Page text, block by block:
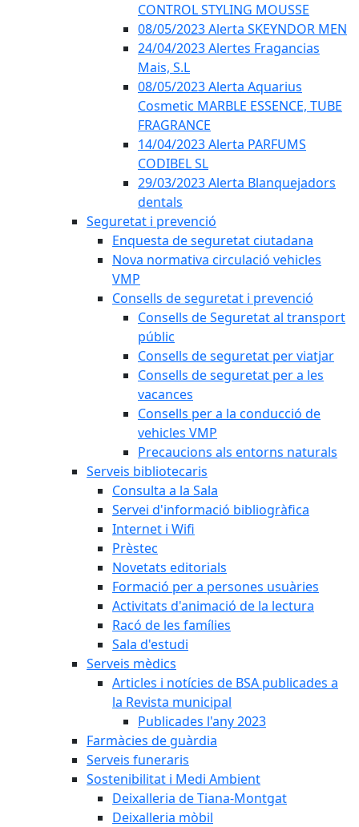
CONTROL STYLING MOUSSE
08/05/2023 Alerta SKEYNDOR MEN
24/04/2023 Alertes Fragancias
Mais, S.L
08/05/2023 Alerta Aquarius
Cosmetic MARBLE ESSENCE, TUBE
FRAGRANCE
14/04/2023 Alerta PARFUMS
CODIBEL SL
29/03/2023 Alerta Blanquejadors
dentals
Seguretat i prevenció
Enquesta de seguretat ciutadana
Nova normativa circulació vehicles
VMP
Consells de seguretat i prevenció
Consells de Seguretat al transport
públic
Consells de seguretat per viatjar
Consells de seguretat per a les
vacances
Consells per a la conducció de
vehicles VMP
Precaucions als entorns naturals
Serveis bibliotecaris
Consulta a la Sala
Servei d'informació bibliogràfica
Internet i Wifi
Prèstec
Novetats editorials
Formació per a persones usuàries
Activitats d'animació de la lectura
Racó de les famílies
Sala d'estudi
Serveis mèdics
Articles i notícies de BSA publicades a
la Revista municipal
Publicades l'any 2023
Farmàcies de guàrdia
Serveis funeraris
Sostenibilitat i Medi Ambient
Deixalleria de Tiana-Montgat
Deixalleria mòbil